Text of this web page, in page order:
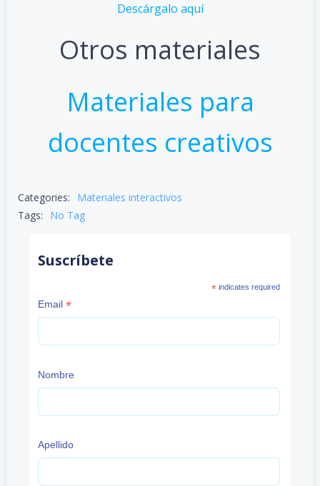
Descárgalo aquí
Otros materiales
Materiales para
docentes creativos
Categories:
Materiales interactivos
Tags:
No Tag
Suscríbete
*indicates required
Email *
Nombre
Apellido